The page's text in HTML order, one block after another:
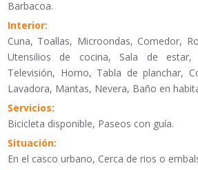
Barbacoa.
Interior:
Cuna, Toallas, Microondas, Comedor,
Utensilios de cocina, Sala de estar,
Televisión, Horno, Tabla de planchar,
Lavadora, Mantas, Nevera, Baño en
Servicios:
Bicicleta disponible, Paseos con guía.
Situación:
En el casco urbano, Cerca de rios o